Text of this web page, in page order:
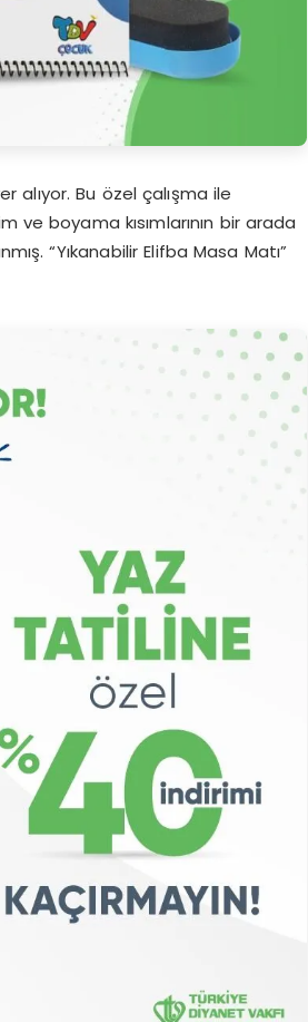
alıyor. Bu özel çalışma ile
ve boyama kısımlarının bir arada
“Yıkanabilir Elifba Masa Matı”